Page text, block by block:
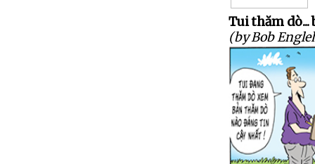
Tui thăm
(by Bob